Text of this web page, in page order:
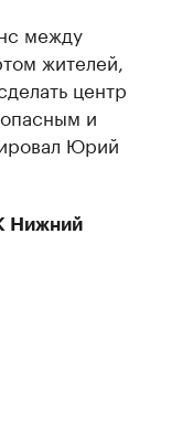
между
жителей,
центр
и
Юрий
Нижний